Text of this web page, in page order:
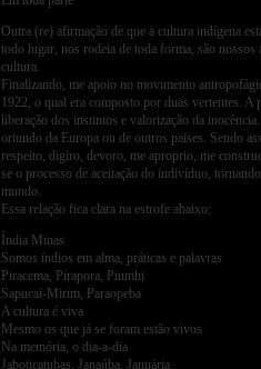
Outra (re) afirmação de que a cultura indígena
todo lugar, nos rodeia de toda forma, são
cultura.
Finalizando, me apoio no movimento
1922, o qual era composto por duas vertentes. A
liberação dos instintos e valorização da
oriundo da Europa ou de outros países. Sendo
respeito, digiro, devoro, me aproprio, me
se o processo de aceitação do indivíduo,
mundo.
Essa relação fica clara na estrofe abaixo:
Índia Minas
Somos índios em alma, práticas e palavras
Piracema, Pirapora, Piumhi
Sapucaí-Mirim, Paraopeba
A cultura é viva
Mesmo os que já se foram estão vivos
Na memória, o dia-a-dia
Jaboticatubas, Janaúba, Januária